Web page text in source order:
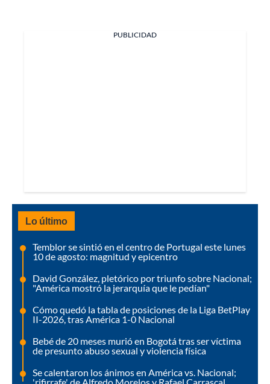
PUBLICIDAD
Lo último
Temblor se sintió en el centro de Portugal este lunes
10 de agosto: magnitud y epicentro
David González, pletórico por triunfo sobre Nacional;
"América mostró la jerarquía que le pedían"
Cómo quedó la tabla de posiciones de la Liga BetPlay
II-2026, tras América 1-0 Nacional
Bebé de 20 meses murió en Bogotá tras ser víctima
de presunto abuso sexual y violencia física
Se calentaron los ánimos en América vs. Nacional;